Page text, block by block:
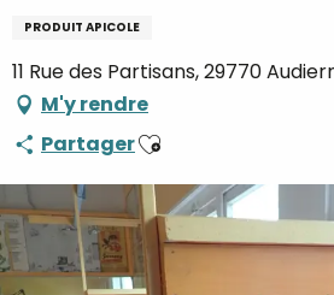
PRODUIT APICOLE
11 Rue des Partisans, 29770
M'y rendre
PartagerAjouter aux favoris